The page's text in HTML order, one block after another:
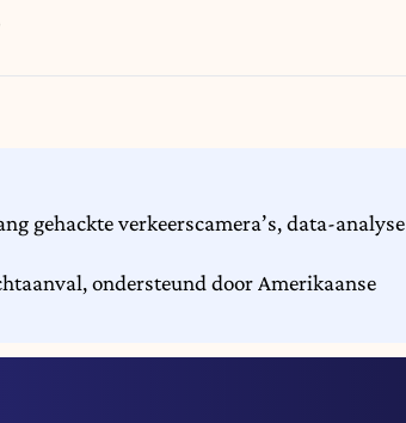
gehackte verkeerscamera’s, data-analyse
ondersteund door Amerikaanse